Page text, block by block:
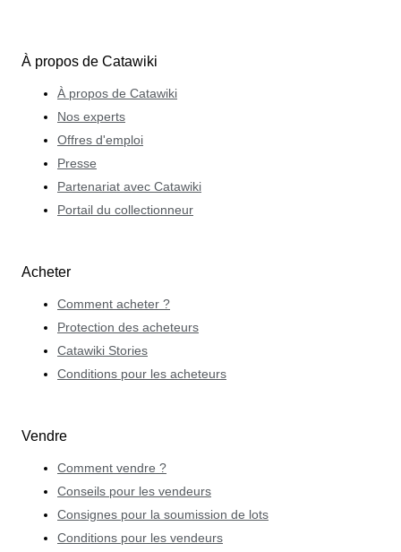
À propos de Catawiki
À propos de Catawiki
Nos experts
Offres d'emploi
Presse
Partenariat avec Catawiki
Portail du collectionneur
Acheter
Comment acheter ?
Protection des acheteurs
Catawiki Stories
Conditions pour les acheteurs
Vendre
Comment vendre ?
Conseils pour les vendeurs
Consignes pour la soumission de lots
Conditions pour les vendeurs